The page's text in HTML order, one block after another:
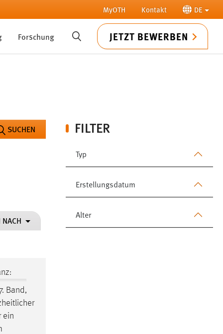
MyOTH Kontakt DE
Forschung SUCHE JETZT BEWERBEN
FILTER
Typ
Erstellungsdatum
Alter
SUCHEN
NACH
Band,
ein